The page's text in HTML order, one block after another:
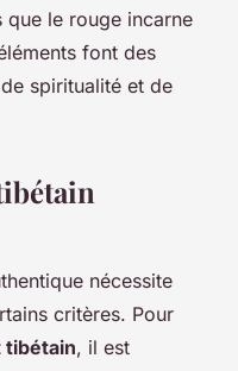
le rouge incarne
font des
spiritualité et de
nécessite
critères. Pour
tibétain, il est